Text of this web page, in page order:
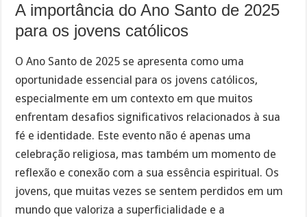
A importância do Ano Santo de 2025
para os jovens católicos
O Ano Santo de 2025 se apresenta como uma
oportunidade essencial para os jovens católicos,
especialmente em um contexto em que muitos
enfrentam desafios significativos relacionados à sua
fé e identidade. Este evento não é apenas uma
celebração religiosa, mas também um momento de
reflexão e conexão com a sua essência espiritual. Os
jovens, que muitas vezes se sentem perdidos em um
mundo que valoriza a superficialidade e a